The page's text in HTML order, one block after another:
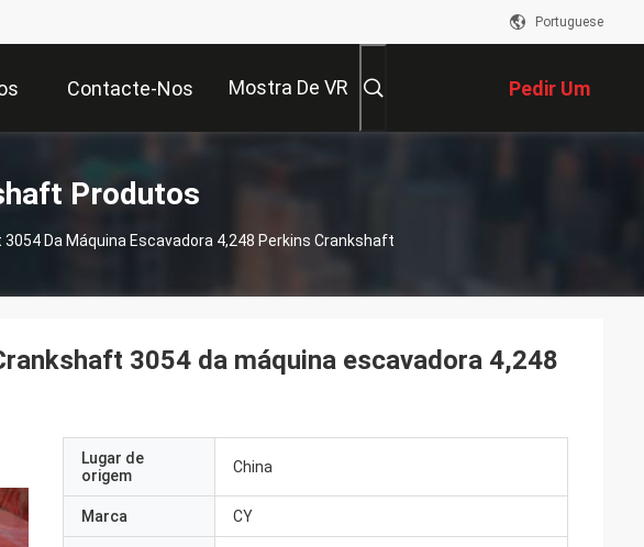
Portuguese
Contacte-Nos Mostra De VR Pedir Um
Orçamento
Produtos
Crankshaft 3054 Da Máquina Escavadora 4,248 Perkins Crankshaft
3054 da máquina escavadora 4,248
Lugar de
origem
China
Marca CY